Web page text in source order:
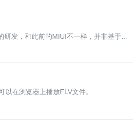
研发，和此前的MIUI不一样，并非基于
的操作系统，用户可以通过浏览器在MIOS
在浏览器上播放FLV文件。